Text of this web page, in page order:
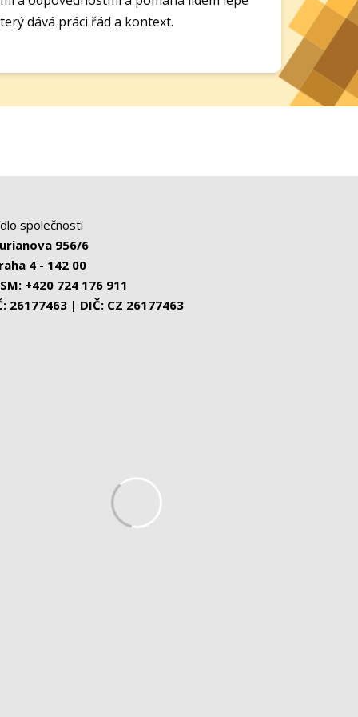
dává práci řád a kontext.
společnosti
956/6
4 - 142 00
+420 724 176 911
26177463 | DIČ: CZ 26177463